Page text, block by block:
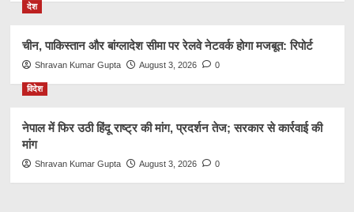
देश
चीन, पाकिस्तान और बांग्लादेश सीमा पर रेलवे नेटवर्क होगा मजबूत: रिपोर्ट
Shravan Kumar Gupta August 3, 2026 0
विदेश
नेपाल में फिर उठी हिंदू राष्ट्र की मांग, प्रदर्शन तेज; सरकार से कार्रवाई की
मांग
Shravan Kumar Gupta August 3, 2026 0